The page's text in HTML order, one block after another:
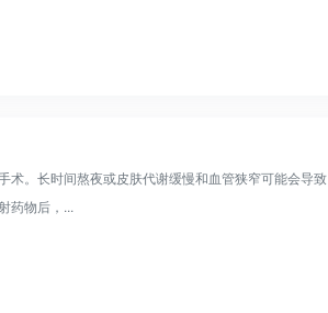
术。长时间熬夜或皮肤代谢缓慢和血管狭窄可能会导致
药物后，...